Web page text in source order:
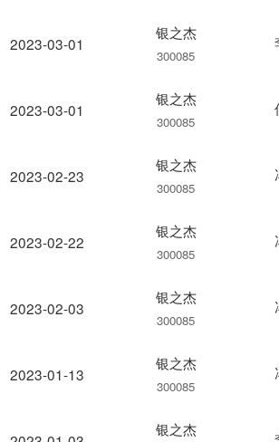
2023-03-01
2023-03-01
2023-02-23
2023-02-22
2023-02-03
2023-01-13
银之杰
300085
银之杰
300085
银之杰
300085
银之杰
300085
银之杰
300085
银之杰
300085
银之杰